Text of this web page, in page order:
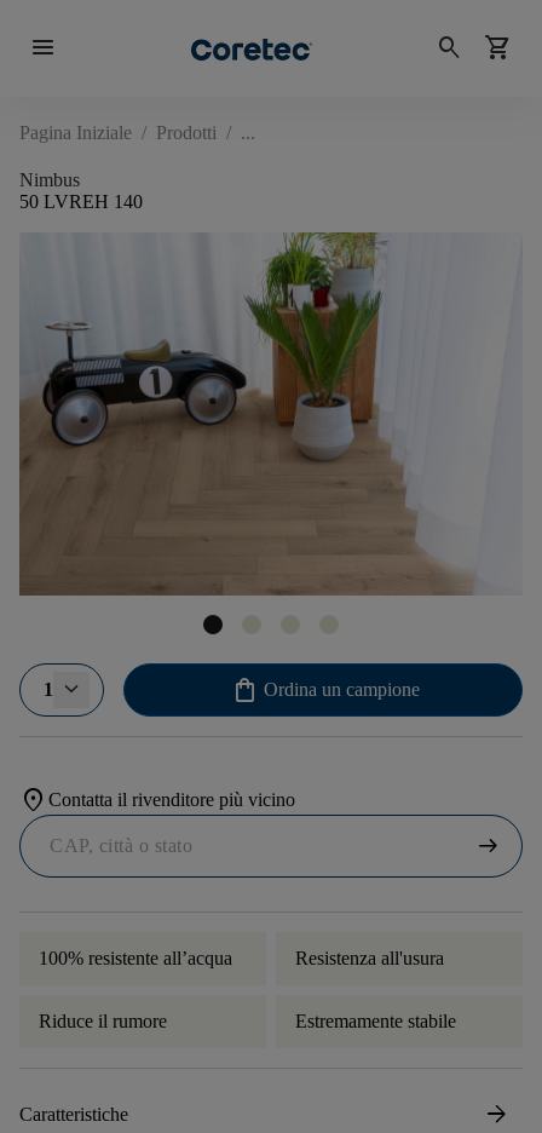
menu search shopping_cart
Pagina Iniziale / Prodotti /
Nimbus
50 LVREH 140
1 shopping_bag Ordina un campione
location_on Contatta il rivenditore più vicino
arrow_right_alt
100% resistente all’acqua Resistenza all'usura
Riduce il rumore Estremamente stabile
Caratteristiche arrow_forward